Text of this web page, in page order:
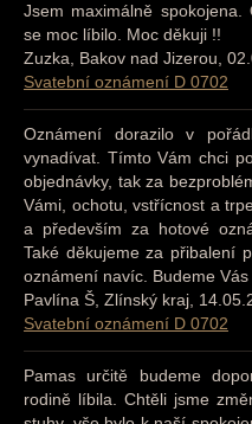
Jsem maximálně
se moc líbilo. Moc děkuji !!
Zuzka, Bakov nad Jizerou,
Svatební oznámení D 0702
Oznámení dorazilo v
vynadívat. Tímto Vám chci
objednávky, tak za
Vámi, ochotu, vstřícnost a
a především za hotové
Také děkujeme za přibalení
oznámení navíc. Budeme
Pavlína Š, Zlínský kraj,
Svatební oznámení D 0702
Pamas určitě budeme
rodině líbila. Chtěli jsme